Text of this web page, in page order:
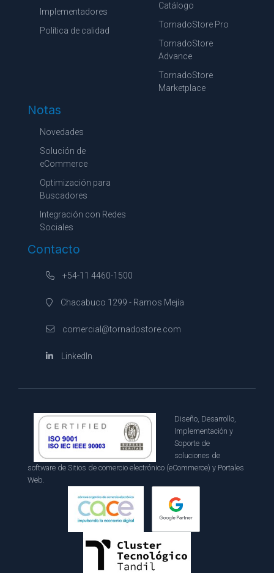
Implementadores
Política de calidad
Catálogo
TornadoStore Pro
TornadoStore
Advance
TornadoStore
Marketplace
Notas
Novedades
Solución de
eCommerce
Optimización para
Buscadores
Integración con Redes
Sociales
Contacto
+54-11 4460-1500
Chacabuco 1299 - Ramos Mejía
comercial@tornadostore.com
LinkedIn
Diseño, Desarrollo,
Implementación y
Soporte de
soluciones de
software de Sitios de comercio electrónico (eCommerce) y Portales
Web.